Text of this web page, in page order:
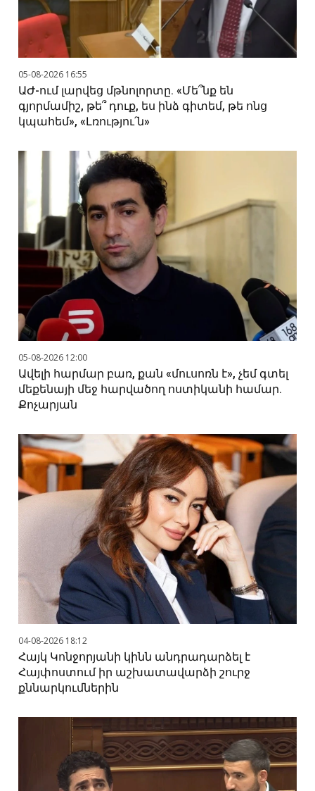
05-08-2026 16:55
ԱԺ-ում լարվեց մթնոլորտը. «Մե՞նք են
գյորմամիշ, թե՞ դուք, ես ինձ գիտեմ, թե ոնց
կպահեմ», «Լռությու՛ն»
05-08-2026 12:00
Ավելի հարմար բառ, քան «մուսոռն է», չեմ գտել
մեքենայի մեջ հարվածող ոստիկանի համար.
Քոչարյան
04-08-2026 18:12
Հայկ Կոնջորյանի կինն անդրադարձել է
Հայփոստում իր աշխատավարձի շուրջ
քննարկումներին